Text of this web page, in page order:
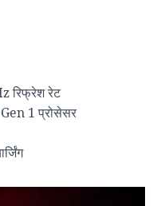
रिफ्रेश रेट
1 प्रोसेसर